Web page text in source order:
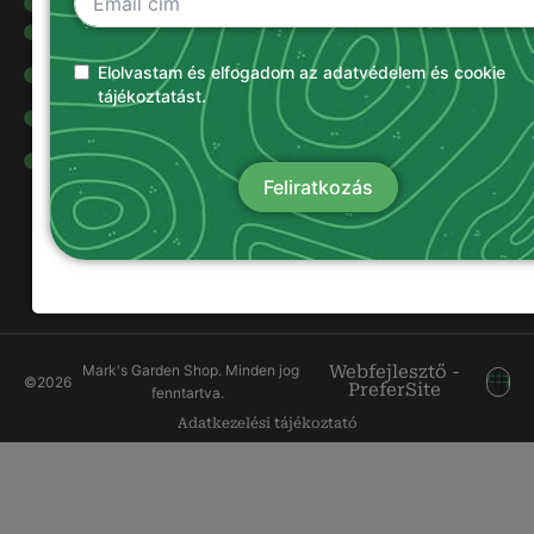
Alkatrészek
Olajok és
kenőanyagok
Munkavédelmi
ruházat
©2026
Mark's Garden Shop. Minden jog
fenntartva.
Webfejlesztő -
PreferSite
Adatkezelési tájékoztató
Elolvastam és elfogadom az adatvédelem és cookie
tájékoztatást.
Feliratkozás